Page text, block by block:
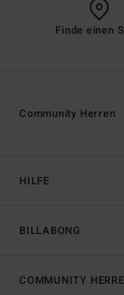
Finde einen
HILFE
BILLABONG
Community Herren
COMMUNITY